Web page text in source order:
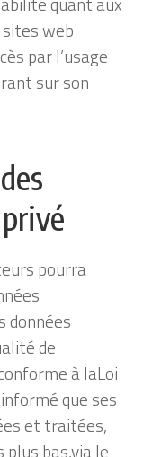
web
par l’usage
sur son
pourra
données
de
à laLoi
que ses
et traitées,
bas,via le